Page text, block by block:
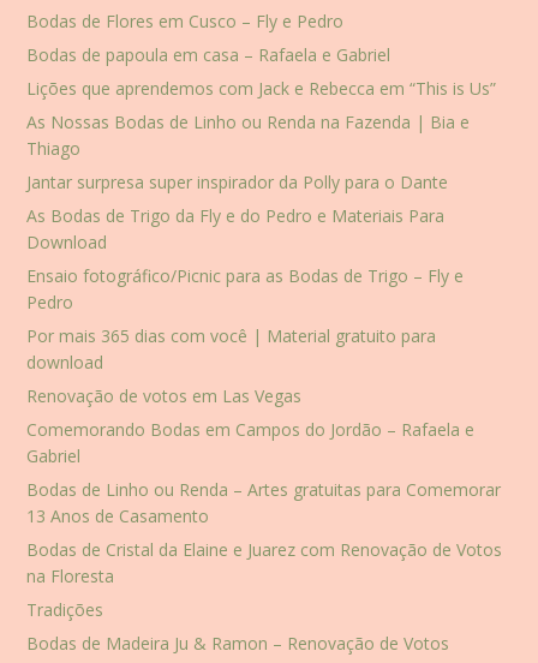
Bodas de Flores em Cusco – Fly e Pedro
Bodas de papoula em casa – Rafaela e Gabriel
Lições que aprendemos com Jack e Rebecca em “This is Us”
As Nossas Bodas de Linho ou Renda na Fazenda | Bia e
Thiago
Jantar surpresa super inspirador da Polly para o Dante
As Bodas de Trigo da Fly e do Pedro e Materiais Para
Download
Ensaio fotográfico/Picnic para as Bodas de Trigo – Fly e
Pedro
Por mais 365 dias com você | Material gratuito para
download
Renovação de votos em Las Vegas
Comemorando Bodas em Campos do Jordão – Rafaela e
Gabriel
Bodas de Linho ou Renda – Artes gratuitas para Comemorar
13 Anos de Casamento
Bodas de Cristal da Elaine e Juarez com Renovação de Votos
na Floresta
Tradições
Bodas de Madeira Ju & Ramon – Renovação de Votos